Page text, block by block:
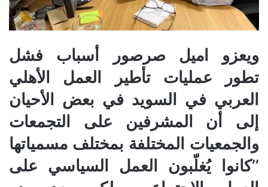
ويعزو اميل صرصور أسباب فشل
تطور عمليات تأطير العمل الأهلي
العربي في السويد في بعض الأحيان
إلى أن المشرفين على التجمعات
والجمعيات المختلفة بمختلف مسمياتها
’’كانوا يُغلّبون العمل السياسي على